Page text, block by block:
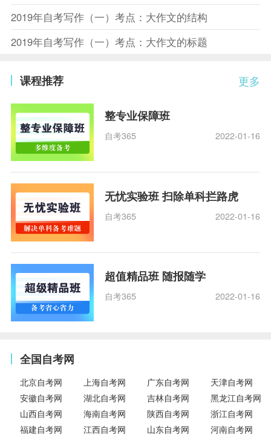
2019年自考写作（一）考点：大作文的结构
2019年自考写作（一）考点：大作文的标题
更多
课程推荐
整专业保障班
自考365 2022-01-16
无忧实验班 扫除单科拦路虎
自考365 2022-01-16
超值精品班 随报随学
自考365 2022-01-16
全国自考网
北京自考网 上海自考网 广东自考网
天津自考网
安徽自考网
湖北自考网 吉林自考网
黑龙江自考网
山西自考网
海南自考网 陕西自考网
浙江自考网
福建自考网
江西自考网 山东自考网 河南自考网